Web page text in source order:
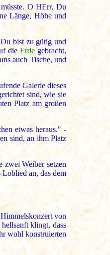
O HErr, Du
Länge, Höhe und
bist zu gütig und
die Erdegebracht,
auch Tische, und
Galerie dieses
sind, wie sie
Platz am großen
etwas heraus." -
sind, an ihm Platz
zwei Weiber setzen
an, das dem
von
klingt, dass
wohl konstruierten